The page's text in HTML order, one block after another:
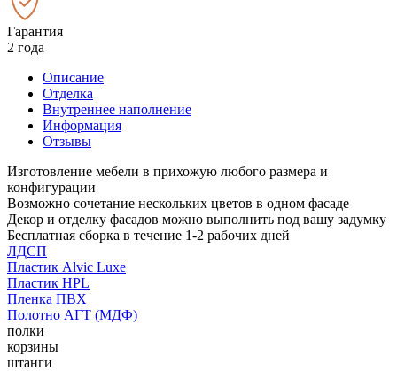
Гарантия
2 года
Описание
Отделка
Внутреннее наполнение
Информация
Отзывы
Изготовление мебели в прихожую любого размера и
конфигурации
Возможно сочетание нескольких цветов в одном фасаде
Декор и отделку фасадов можно выполнить под вашу задумку
Бесплатная сборка в течение 1-2 рабочих дней
ЛДСП
Пластик Alvic Luxe
Пластик HPL
Пленка ПВХ
Полотно АГТ (МДФ)
полки
корзины
штанги